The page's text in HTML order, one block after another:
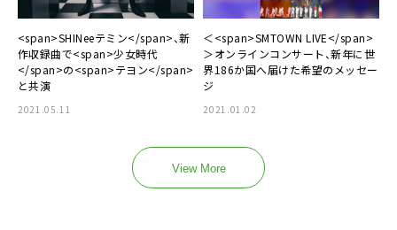
<span>SHINeeテミン</span>、新
作収録曲で<span>少女時代
</span>の<span>テヨン</span>
と共演
2021.05.11
＜<span>SMTOWN LIVE</span>
＞オンラインコンサート、新年に世
界186か国へ届けた希望のメッセー
ジ
2021.01.02
View More